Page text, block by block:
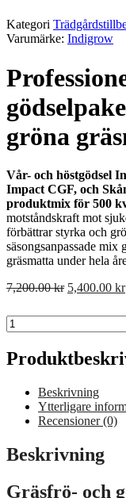
Kategori
Varumärke: Indigrow
gröna
Vår- och höstgödsel
Impact CGF, och
produktmix för 500
motståndskraft mot
förbättrar styrka och
säsongsanpassade
gräsmatta under hela
7,200.00kr Det
5,400.00 kr
Professionellt gräsfrö-
Beskrivning
Ytterligare
Recensioner (0)
Beskrivning
Gräsfrö- och